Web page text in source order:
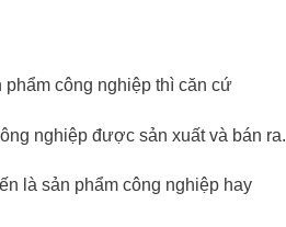
công nghiệp thì căn cứ
nghiệp được sản xuất và bán ra.
là sản phẩm công nghiệp hay